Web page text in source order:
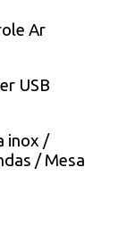
Ar
USB
inox /
/ Mesa